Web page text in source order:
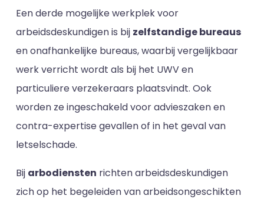
Een derde mogelijke werkplek voor
arbeidsdeskundigen is bij zelfstandige bureaus
en onafhankelijke bureaus, waarbij vergelijkbaar
werk verricht wordt als bij het UWV en
particuliere verzekeraars plaatsvindt. Ook
worden ze ingeschakeld voor advieszaken en
contra-expertise gevallen of in het geval van
letselschade.
Bij arbodiensten richten arbeidsdeskundigen
zich op het begeleiden van arbeidsongeschikten